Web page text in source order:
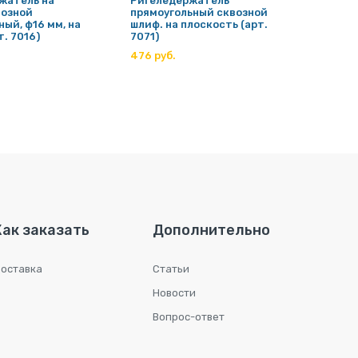
ф16 мм, на
7016)
прямоугольный сквозной
шлиф. на плоскость (арт.
7071)
476 руб.
заказать Дополнительно
Статьи
Новости
Вопрос-ответ